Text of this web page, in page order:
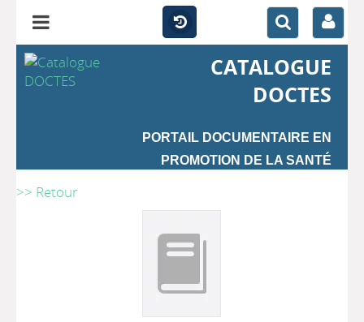
CATALOGUE
DOCTES
PORTAIL DOCUMENTAIRE EN
PROMOTION DE LA SANTÉ
>> Retour